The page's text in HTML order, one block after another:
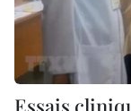
Essais